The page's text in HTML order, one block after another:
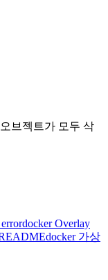
브젝트가 모두 삭
dockerOverlay
docker 가상